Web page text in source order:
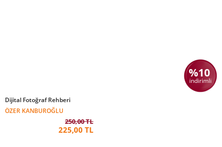
%10
indirimli
Dijital Fotoğraf Rehberi
ÖZER KANBUROĞLU
250,00 TL
225,00 TL